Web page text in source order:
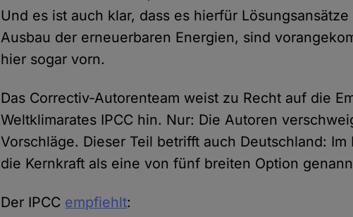
Und es ist auch klar, dass es hierfür
Ausbau der erneuerbaren Energien, sind
hier sogar vorn.
Das Correctiv-Autorenteam weist zu Recht auf die
Weltklimarates IPCC hin. Nur: Die Autoren
Vorschläge. Dieser Teil betrifft auch Deutschland:
die Kernkraft als eine von fünf breiten Option
Der IPCC empfiehlt: